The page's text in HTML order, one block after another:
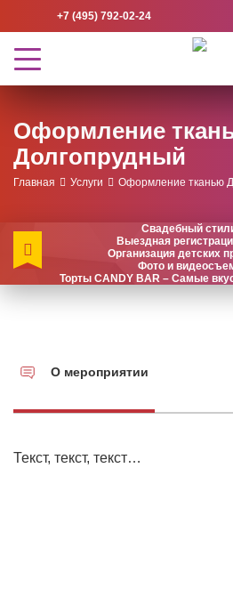
+7 (495) 792-02-24
Оформление
Долгопрудный
Главная Услуги Оформление тканью
Свадебный
Выездная
Организация детских
Фото и
Торты CANDY BAR – Самые
О мероприятии
Текст, текст, текст…